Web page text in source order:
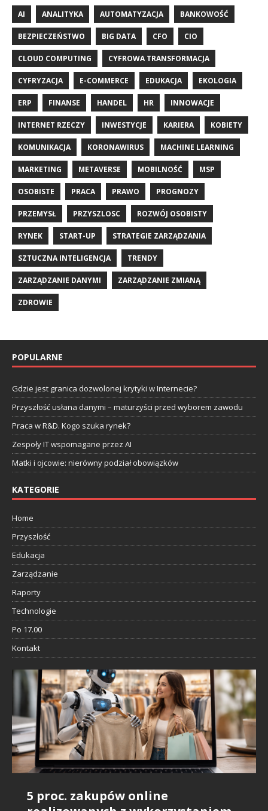
AI ANALITYKA AUTOMATYZACJA BANKOWOŚĆ
BEZPIECZEŃSTWO BIG DATA CFO CIO
CLOUD COMPUTING CYFROWA TRANSFORMACJA
CYFRYZACJA E-COMMERCE EDUKACJA EKOLOGIA
ERP FINANSE HANDEL HR INNOWACJE
INTERNET RZECZY INWESTYCJE KARIERA KOBIETY
KOMUNIKACJA KORONAWIRUS MACHINE LEARNING
MARKETING METAVERSE MOBILNOŚĆ MSP
OSOBISTE PRACA PRAWO PROGNOZY
PRZEMYSŁ PRZYSZLOSC ROZWÓJ OSOBISTY
RYNEK START-UP STRATEGIE ZARZĄDZANIA
SZTUCZNA INTELIGENCJA TRENDY
ZARZĄDZANIE DANYMI ZARZĄDZANIE ZMIANĄ
ZDROWIE
POPULARNE
Gdzie jest granica dozwolonej krytyki w Internecie?
Przyszłość usłana danymi – maturzyści przed wyborem zawodu
Praca w R&D. Kogo szuka rynek?
Zespoły IT wspomagane przez AI
Matki i ojcowie: nierówny podział obowiązków
KATEGORIE
Home
Przyszłość
Edukacja
Zarządzanie
Raporty
Technologie
Po 17.00
Kontakt
5 proc. zakupów online
Badanie Snowflake: AI daje
Sztuczna inteligencja i rynek
Nie szanujemy influencerów, bo…
IDC: sztuczna inteligencja będzie